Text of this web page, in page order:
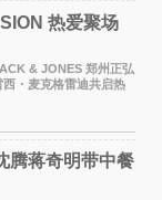
热爱聚场
& JONES 郑州正弘
・麦克格雷迪共启热
全国首店，于郑
传奇球星
腾蒋奇明带中餐